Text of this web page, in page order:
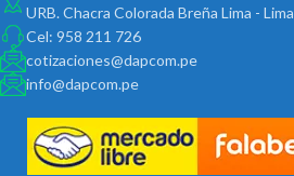
URB. Chacra Colorada Breña Lima - Lima
Cel: 958 211 726
cotizaciones@dapcom.pe
info@dapcom.pe